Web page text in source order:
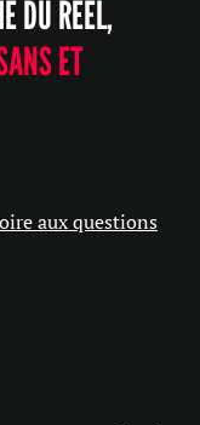
DU RÉEL,
ET
aux questions